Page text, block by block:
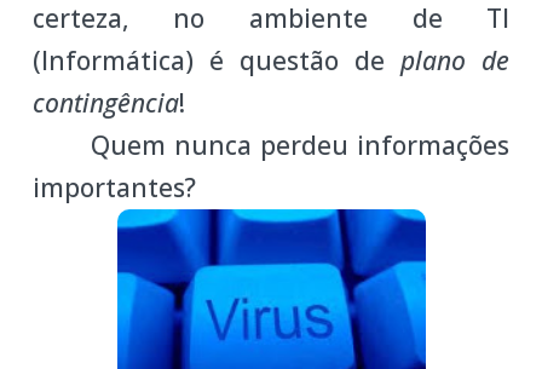
certeza, no ambiente de TI
(Informática) é questão deplano de
contingência!
Quem nunca perdeu informações
importantes?